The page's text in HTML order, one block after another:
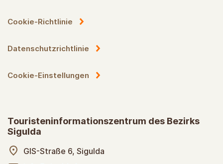
Cookie-Richtlinie
Datenschutzrichtlinie
Cookie-Einstellungen
Touristeninformationszentrum des Bezirks
Sigulda
GIS-Straße 6, Sigulda